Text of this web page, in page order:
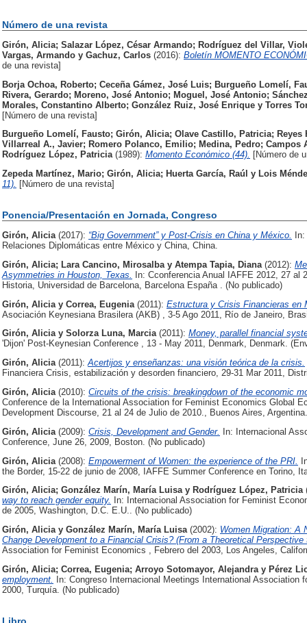
Número de una revista
Girón, Alicia; Salazar López, César Armando; Rodríguez del Villar,
Vargas, Armando y Gachuz, Carlos (2016): Boletín MOMENTO
de una revista]
Borja Ochoa, Roberto; Ceceña Gámez, José Luis; Burgueño Lomelí,
Rivera, Gerardo; Moreno, José Antonio; Moguel, José Antonio;
Morales, Constantino Alberto; González Ruiz, José Enrique y Torres
[Número de una revista]
Burgueño Lomelí, Fausto; Girón, Alicia; Olave Castillo, Patricia; Reyes
Villarreal A., Javier; Romero Polanco, Emilio; Medina, Pedro; Campos
Rodríguez López, Patricia (1989): Momento Económico (44). [Número de
Zepeda Martínez, Mario; Girón, Alicia; Huerta García, Raúl y Lois
11). [Número de una revista]
Ponencia/Presentación en Jornada, Congreso
Girón, Alicia (2017): “Big Government” y Post-Crisis en China y México.
Relaciones Diplomáticas entre México y China, China.
Girón, Alicia; Lara Cancino, Mirosalba y Atempa Tapia, Diana (2012):
Asymmetries in Houston, Texas.
In: Cconferencia Anual IAFFE 2012, 27 al
Historia, Universidad de Barcelona, Barcelona España . (No publicado)
Girón, Alicia y Correa, Eugenia (2011): Estructura y Crisis Financieras en
Asociación Keynesiana Brasilera (AKB) , 3-5 Ago 2011, Río de Janeiro,
Girón, Aliciay Solorza Luna, Marcia (2011): Money, parallel financial
'Dijon' Post-Keynesian Conference , 13 - May 2011, Denmark, Denmark.
Girón, Alicia (2011):Acertijos y enseñanzas: una visión teórica de la crisis.
Financiera Crisis, estabilización y desorden financiero, 29-31 Mar 2011,
Girón, Alicia (2010): Circuits of the crisis: breakingdown of the economic
Conference de la International Association for Feminist Economics Global
Development Discourse, 21 al 24 de Julio de 2010., Buenos Aires,
Girón, Alicia (2009): Crisis, Development and Gender.
In: Internacional
Conference, June 26, 2009, Boston. (No publicado)
Girón, Alicia (2008): Empowerment of Women: the experience of the PRI.
the Border, 15-22 de junio de 2008, IAFFE Summer Conference en Torino,
Girón, Alicia; González Marín, María Luisay Rodríguez López, Patricia
way to reach gender equity.
In: Internacional Association for Feminist
de 2005, Washington, D.C. E.U.. (No publicado)
Girón, Aliciay González Marín, María Luisa (2002): Women Migration: A
Change Development to a Financial Crisis? (From a Theoretical
Association for Feminist Economics , Febrero del 2003, Los Angeles,
Girón, Alicia; Correa, Eugenia; Arroyo Sotomayor, Alejandray Pérez
employment.
In: Congreso Internacional Meetings International
2000, Turquía. (No publicado)